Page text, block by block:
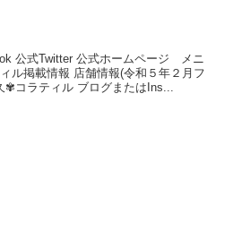
公式Twitter 公式ホームページ メニ
ル掲載情報 店舗情報(令和５年２月フ
✾コラティル ブログまたはIns...